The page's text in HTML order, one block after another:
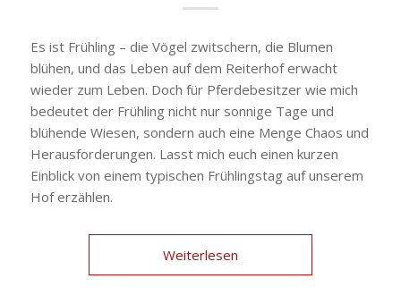
Es ist Frühling – die Vögel zwitschern, die Blumen
blühen, und das Leben auf dem Reiterhof erwacht
wieder zum Leben. Doch für Pferdebesitzer wie mich
bedeutet der Frühling nicht nur sonnige Tage und
blühende Wiesen, sondern auch eine Menge Chaos und
Herausforderungen. Lasst mich euch einen kurzen
Einblick von einem typischen Frühlingstag auf unserem
Hof erzählen.
Weiterlesen